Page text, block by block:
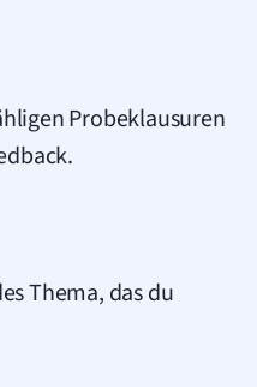
Probeklausuren
Thema, das du